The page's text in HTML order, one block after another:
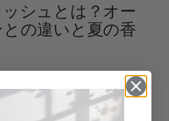
シュとは？オー
の違いと夏の香
ルファンとは？定
ージュ・オードト